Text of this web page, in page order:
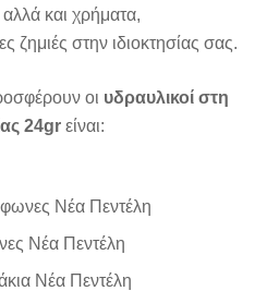
και χρήματα,
ζημιές στην ιδιοκτησίας σας.
οι υδραυλικοί στη
24gr είναι:
Νέα Πεντέλη
Νέα Πεντέλη
Νέα Πεντέλη